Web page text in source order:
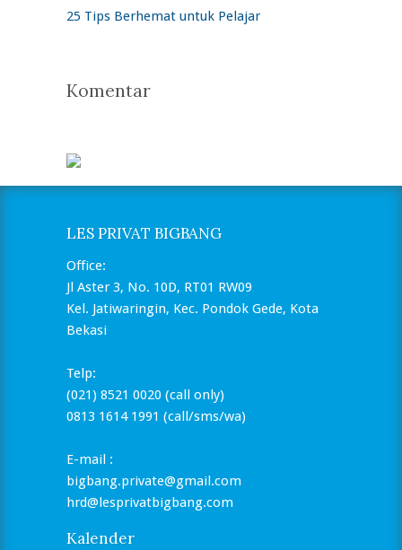
25 Tips Berhemat untuk Pelajar
Komentar
LES PRIVAT BIGBANG
Office:
Jl Aster 3, No. 10D, RT01 RW09
Kel. Jatiwaringin, Kec. Pondok Gede, Kota
Bekasi
Telp:
(021) 8521 0020 (call only)
0813 1614 1991 (call/sms/wa)
E-mail :
bigbang.private@gmail.com
hrd@lesprivatbigbang.com
Kalender